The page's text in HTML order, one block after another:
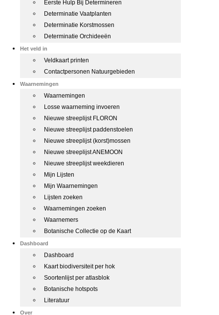
Eerste Hulp Bij Determineren
Determinatie Vaatplanten
Determinatie Korstmossen
Determinatie Orchideeën
Het veld in
Veldkaart printen
Contactpersonen Natuurgebieden
Waarnemingen
Waarnemingen
Losse waarneming invoeren
Nieuwe streeplijst FLORON
Nieuwe streeplijst paddenstoelen
Nieuwe streeplijst (korst)mossen
Nieuwe streeplijst ANEMOON
Nieuwe streeplijst weekdieren
Mijn Lijsten
Mijn Waarnemingen
Lijsten zoeken
Waarnemingen zoeken
Waarnemers
Botanische Collectie op de Kaart
Dashboard
Dashboard
Kaart biodiversiteit per hok
Soortenlijst per atlasblok
Botanische hotspots
Literatuur
Over